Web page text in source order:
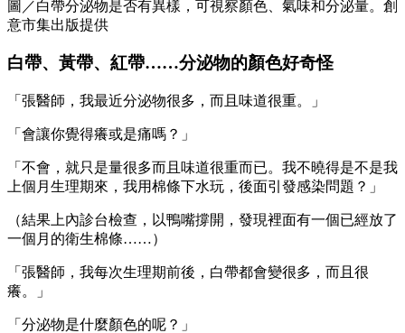
圖／白帶分泌物是否有異樣，可視察顏色、氣味和分泌量。創
意市集出版提供
白帶、黃帶、紅帶……分泌物的顏色好奇怪
「張醫師，我最近分泌物很多，而且味道很重。」
「會讓你覺得癢或是痛嗎？」
「不會，就只是量很多而且味道很重而已。我不曉得是不是我
上個月生理期來，我用棉條下水玩，後面引發感染問題？」
（結果上內診台檢查，以鴨嘴撐開，發現裡面有一個已經放了
一個月的衛生棉條……）
「張醫師，我每次生理期前後，白帶都會變很多，而且很
癢。」
「分泌物是什麼顏色的呢？」